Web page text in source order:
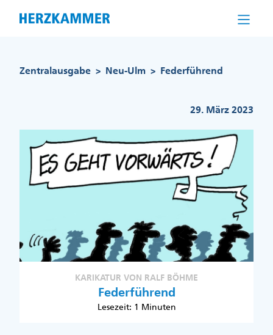
Zentralausgabe > Neu-Ulm > Federführend
29. März 2023
KARIKATUR VON RALF BÖHME
Federführend
Lesezeit: 1 Minuten